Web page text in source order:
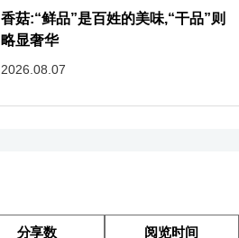
香菇:“鲜品”是百姓的美味,“干品”则
略显奢华
2026.08.07
分享数 阅览时间